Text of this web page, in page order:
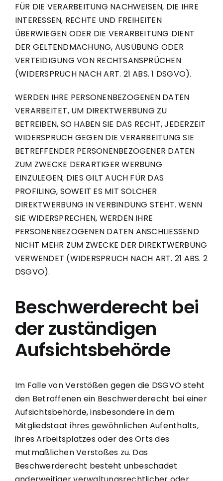
FÜR DIE VERARBEITUNG NACHWEISEN, DIE IHRE
INTERESSEN, RECHTE UND FREIHEITEN
ÜBERWIEGEN ODER DIE VERARBEITUNG DIENT
DER GELTENDMACHUNG, AUSÜBUNG ODER
VERTEIDIGUNG VON RECHTSANSPRÜCHEN
(WIDERSPRUCH NACH ART. 21 ABS. 1 DSGVO).
WERDEN IHRE PERSONENBEZOGENEN DATEN
VERARBEITET, UM DIREKTWERBUNG ZU
BETREIBEN, SO HABEN SIE DAS RECHT, JEDERZEIT
WIDERSPRUCH GEGEN DIE VERARBEITUNG SIE
BETREFFENDER PERSONENBEZOGENER DATEN
ZUM ZWECKE DERARTIGER WERBUNG
EINZULEGEN; DIES GILT AUCH FÜR DAS
PROFILING, SOWEIT ES MIT SOLCHER
DIREKTWERBUNG IN VERBINDUNG STEHT. WENN
SIE WIDERSPRECHEN, WERDEN IHRE
PERSONENBEZOGENEN DATEN ANSCHLIESSEND
NICHT MEHR ZUM ZWECKE DER DIREKTWERBUNG
VERWENDET (WIDERSPRUCH NACH ART. 21 ABS. 2
DSGVO).
Beschwerde­recht bei
der zuständigen
Aufsichts­behörde
Im Falle von Verstößen gegen die DSGVO steht
den Betroffenen ein Beschwerderecht bei einer
Aufsichtsbehörde, insbesondere in dem
Mitgliedstaat ihres gewöhnlichen Aufenthalts,
ihres Arbeitsplatzes oder des Orts des
mutmaßlichen Verstoßes zu. Das
Beschwerderecht besteht unbeschadet